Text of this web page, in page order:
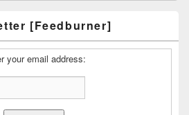
[Feedburner]
your email address: